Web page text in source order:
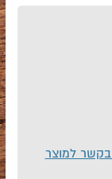
בקשר למוצר